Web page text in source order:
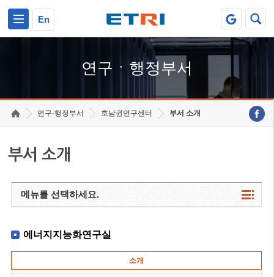
En
연구ㆍ행정부서
연구·행정부서 호남권연구센터 부서 소개
부서 소개
메뉴를 선택하세요.
에너지지능화연구실
소개